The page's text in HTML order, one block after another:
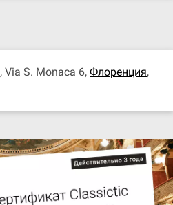
, Via S. Monaca 6, Флоренция,